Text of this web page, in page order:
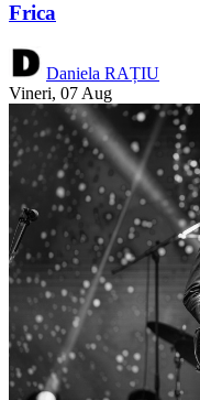
Frica
Daniela RAȚIU
Vineri, 07 Aug